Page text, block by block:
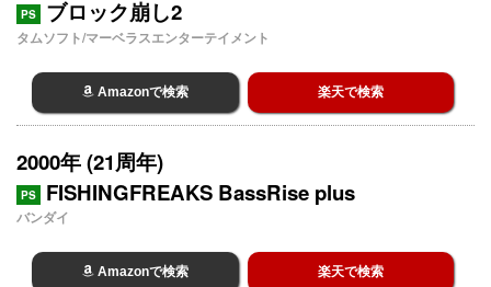
PS ブロック崩し2
タムソフト/マーベラスエンターテイメント
Amazonで検索 楽天で検索
2000年 (21周年)
PS FISHINGFREAKS BassRise plus
バンダイ
Amazonで検索 楽天で検索